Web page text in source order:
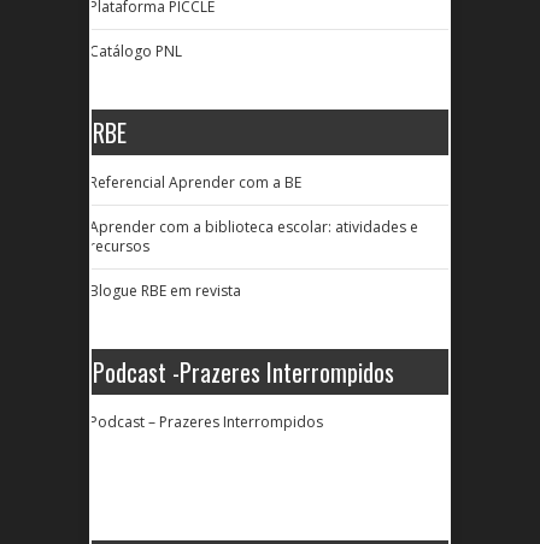
Plataforma PICCLE
Catálogo PNL
RBE
Referencial Aprender com a BE
Aprender com a biblioteca escolar: atividades e
recursos
Blogue RBE em revista
Podcast -Prazeres Interrompidos
Podcast – Prazeres Interrompidos